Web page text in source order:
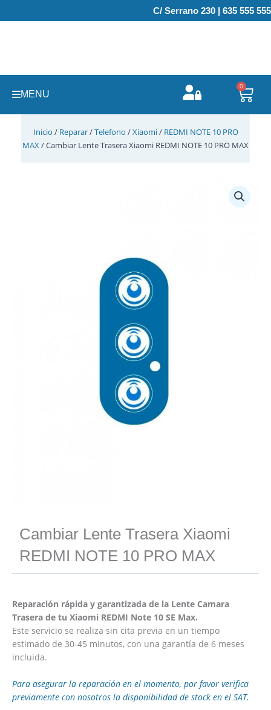
al
C/ Serrano 230 | 635 555 555
MENU
0
Inicio / Reparar/Telefono /Xiaomi/ REDMI NOTE 10 PRO
MAX/ Cambiar Lente Trasera Xiaomi REDMI NOTE 10 PRO MAX
Cambiar Lente Trasera Xiaomi
REDMI NOTE 10 PRO MAX
Reparación rápida y garantizada de la Lente Camara
Trasera de tu Xiaomi REDMI Note 10 SE Max.
Este servicio se realiza sin cita previa en un tiempo
estimado de 30-45 minutos, con una garantía de 6 meses
incluida.
Para asegurar la reparación en el momento, por favor verifica
previamente con nosotros la disponibilidad de stock en el SAT.